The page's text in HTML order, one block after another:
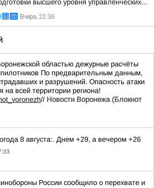
высшего уровня управленческих...
Вчера, 22:36
областью дежурные расчёты
По предварительным данным,
и разрушений. Опасность атаки
на всей территории региона!
// Новости Воронежа (Блокнот
8 августа:. Днем +29, а вечером +26
России сообщило о перехвате и